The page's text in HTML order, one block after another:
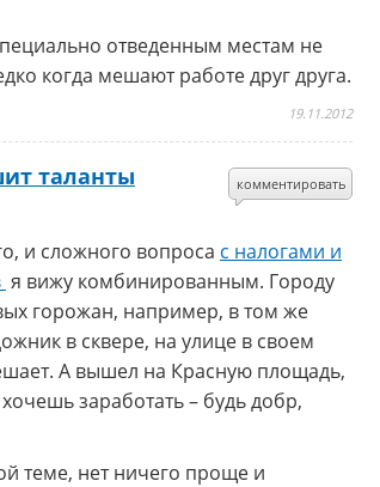
отведенным местам не
когда мешают работе друг друга.
19.11.2012
комментировать
таланты
и сложного вопроса с налогами и
я вижу комбинированным. Городу
горожан, например, в том же
в сквере, на улице в своем
А вышел на Красную площадь,
заработать – будь добр,
теме, нет ничего проще и